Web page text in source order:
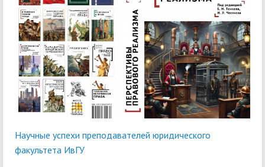
Научные успехи преподавателей юридического
факультета ИвГУ